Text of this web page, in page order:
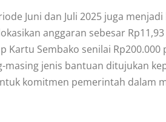
Juni dan Juli 2025 juga
anggaran sebesar
Kartu Sembako senilai
jenis bantuan ditujukan
komitmen pemerintah dalam